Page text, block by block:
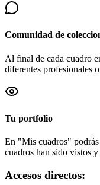
Comunidad de
Al final de cada cuadro
diferentes profesionales
Tu portfolio
En "Mis cuadros"
cuadros han sido vistos
Accesos directos: